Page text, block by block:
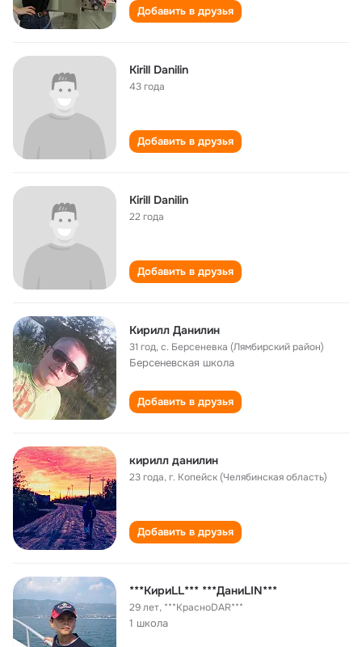
Добавить в друзья
Kirill Danilin
43 года
Добавить в друзья
Kirill Danilin
22 года
Добавить в друзья
Кирилл Данилин
31 год,с. Берсеневка (Лямбирский район)
Берсеневская школа
Добавить в друзья
кирилл данилин
23 года,г. Копейск (Челябинская область)
Добавить в друзья
***КириLL*** ***ДаниLIN***
29 лет, ***КрасноDAR***
1 школа